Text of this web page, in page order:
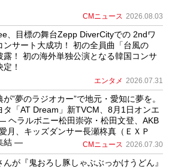
CMニュース 2026.08.03
、目標の舞台Zepp DiverCityでの 2ndワ
ンサート大成功！ 初の全員曲「台風の
露！ 初の海外単独公演となる韓国コンサ
！
エンタメ 2026.07.31
が”夢のラジオカー”で地元・愛知に夢を。
タ「AT Dream」新TVCM、8月1日オンエ
ヘラルボニー松田崇弥・松田文登、AKB
月、キッズダンサー長瀬柊真（ＥＸＰ
結 ―
CMニュース 2026.07.30
んが『鬼おろし豚しゃぶぶっかけうどん』